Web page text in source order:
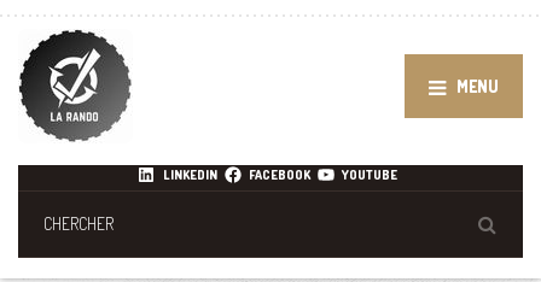
MENU
LINKEDIN FACEBOOK YOUTUBE